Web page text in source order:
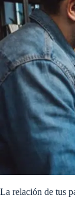
La relación de tus